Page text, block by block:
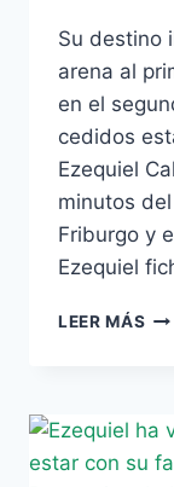
Su destino
arena al
en el
cedidos
Ezequiel
minutos
Friburgo y
Ezequiel
LEER MÁS
EL